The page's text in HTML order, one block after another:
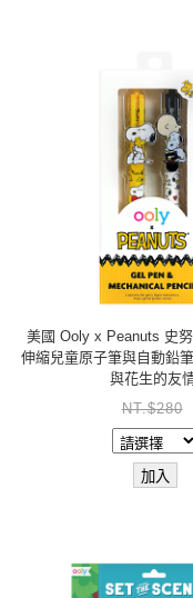
美國 Ooly x Peanuts 史
伸縮兒童原子筆與自動鉛
與花生的友
NT.$280